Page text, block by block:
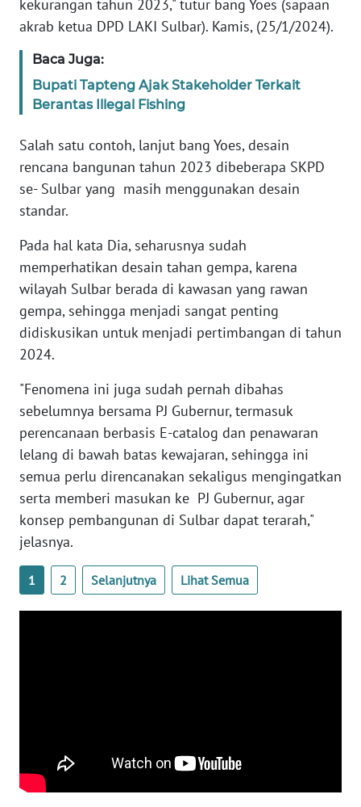
kekurangan tahun 2023," tutur bang Yoes (sapaan
akrab ketua DPD LAKI Sulbar). Kamis, (25/1/2024).
Baca Juga:
Bupati Tapteng Ajak Stakeholder Terkait
Berantas Illegal Fishing
Salah satu contoh, lanjut bang Yoes, desain
rencana bangunan tahun 2023 dibeberapa SKPD
se- Sulbar yang masih menggunakan desain
standar.
Pada hal kata Dia, seharusnya sudah
memperhatikan desain tahan gempa, karena
wilayah Sulbar berada di kawasan yang rawan
gempa, sehingga menjadi sangat penting
didiskusikan untuk menjadi pertimbangan di tahun
2024.
"Fenomena ini juga sudah pernah dibahas
sebelumnya bersama PJ Gubernur, termasuk
perencanaan berbasis E-catalog dan penawaran
lelang di bawah batas kewajaran, sehingga ini
semua perlu direncanakan sekaligus mengingatkan
serta memberi masukan ke PJ Gubernur, agar
konsep pembangunan di Sulbar dapat terarah,"
jelasnya.
1 2 Selanjutnya Lihat Semua
PAPUA
BARAT
RIAU
SERAMBI
WN
JAMBI
WN
SULTRA
WN
NTB
SULTENG
WN
BABEL
WN
SUMBAR
WN
WN